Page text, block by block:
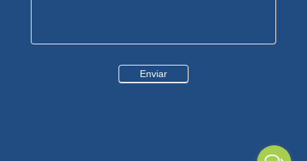
Enviar